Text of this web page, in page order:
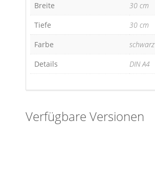
Breite
30 cm
Tiefe
30 cm
Farbe
schwarz
Details
DIN A4
Verfügbare Versionen